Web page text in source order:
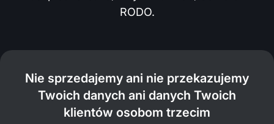
RODO.
Nie sprzedajemy ani nie przekazujemy
Twoich danych ani danych Twoich
klientów osobom trzecim